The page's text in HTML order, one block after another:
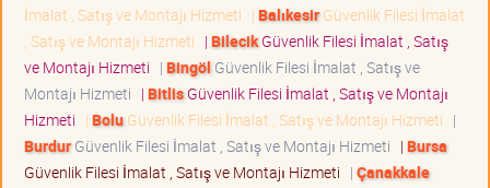
İmalat , Satış ve Montajı Hizmeti | BalıkesirGüvenlik Filesi İmalat
, Satış ve Montajı Hizmeti | BilecikGüvenlik Filesi İmalat , Satış
ve Montajı Hizmeti | Bingöl Güvenlik Filesi İmalat , Satış ve
Montajı Hizmeti | BitlisGüvenlik Filesi İmalat , Satış ve Montajı
Hizmeti | BoluGüvenlik Filesi İmalat , Satış ve Montajı Hizmeti |
BurdurGüvenlik Filesi İmalat , Satış ve Montajı Hizmeti | Bursa
Güvenlik Filesi İmalat , Satış ve Montajı Hizmeti | Çanakkale